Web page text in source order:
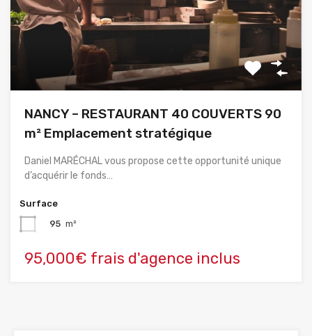
NANCY – RESTAURANT 40 COUVERTS 90
m² Emplacement stratégique
Daniel MARÉCHAL vous propose cette opportunité unique
d’acquérir le fonds…
Surface
95 m²
95,000€ frais d'agence inclus